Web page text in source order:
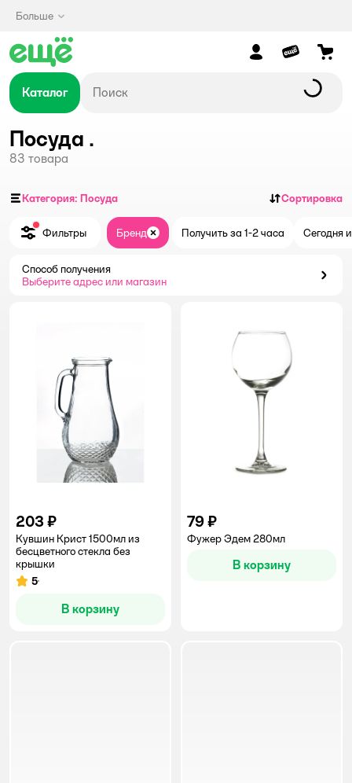
Больше
Каталог
Посуда .
83 товара
Категория: Посуда Сортировка
Фильтры Бренд ЗакрытьПолучить за 1-2 часа Сегодня
Способ получения
Выберите адрес или магазин
203 ₽
Кувшин Крист 1500мл из
бесцветного стекла без
крышки
Рейтинг:
5
В корзину
79 ₽
Фужер Эдем 280мл
В корзину